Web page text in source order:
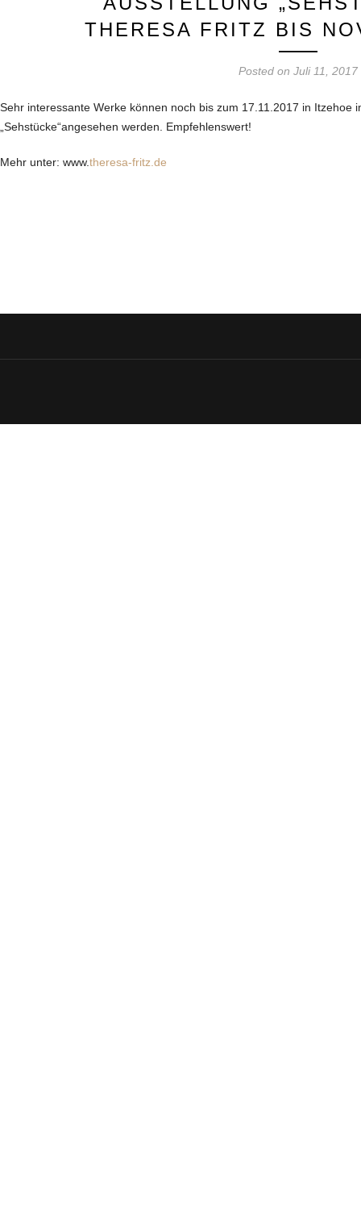
THERESA FRITZ BIS
Posted on Juli 11, 2017
Sehr interessante Werke können noch bis zum 17.11.2017 in Itzehoe
„Sehstücke“angesehen werden. Empfehlenswert!
Mehr unter: www.theresa-fritz.de